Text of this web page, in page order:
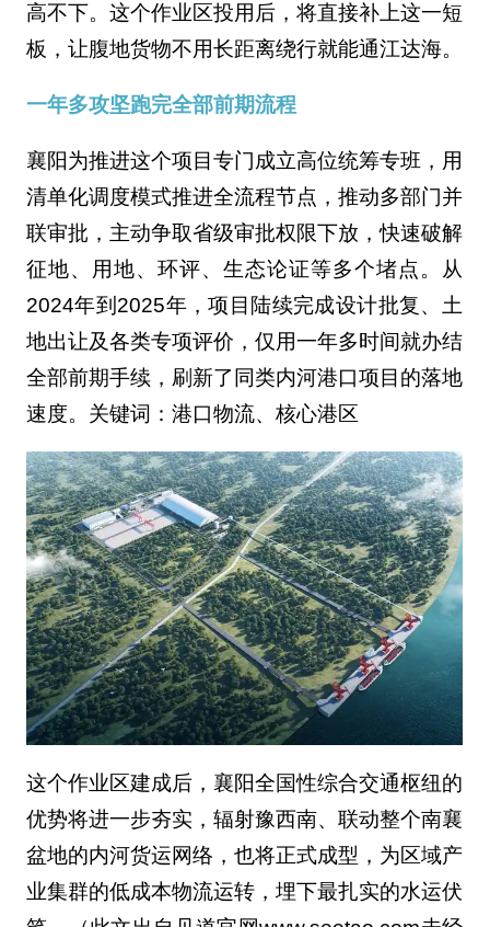
高不下。这个作业区投用后，将直接补上这一短
板，让腹地货物不用长距离绕行就能通江达海。
一年多攻坚跑完全部前期流程‌
襄阳为推进这个项目专门成立高位统筹专班，用
清单化调度模式推进全流程节点，推动多部门并
联审批，主动争取省级审批权限下放，快速破解
征地、用地、环评、生态论证等多个堵点。从
2024年到2025年，项目陆续完成设计批复、土
地出让及各类专项评价，仅用一年多时间就办结
全部前期手续，刷新了同类内河港口项目的落地
速度。关键词：港口物流、核心港区
这个作业区建成后，襄阳全国性综合交通枢纽的
优势将进一步夯实，辐射豫西南、联动整个南襄
盆地的内河货运网络，也将正式成型，为区域产
业集群的低成本物流运转，埋下最扎实的水运伏